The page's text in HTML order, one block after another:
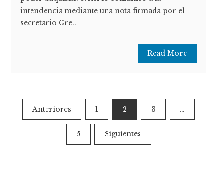
intendencia mediante una nota firmada por el
secretario Gre...
Read More
Paginación
de
entradas
Anteriores 1 2 3 …
5 Siguientes